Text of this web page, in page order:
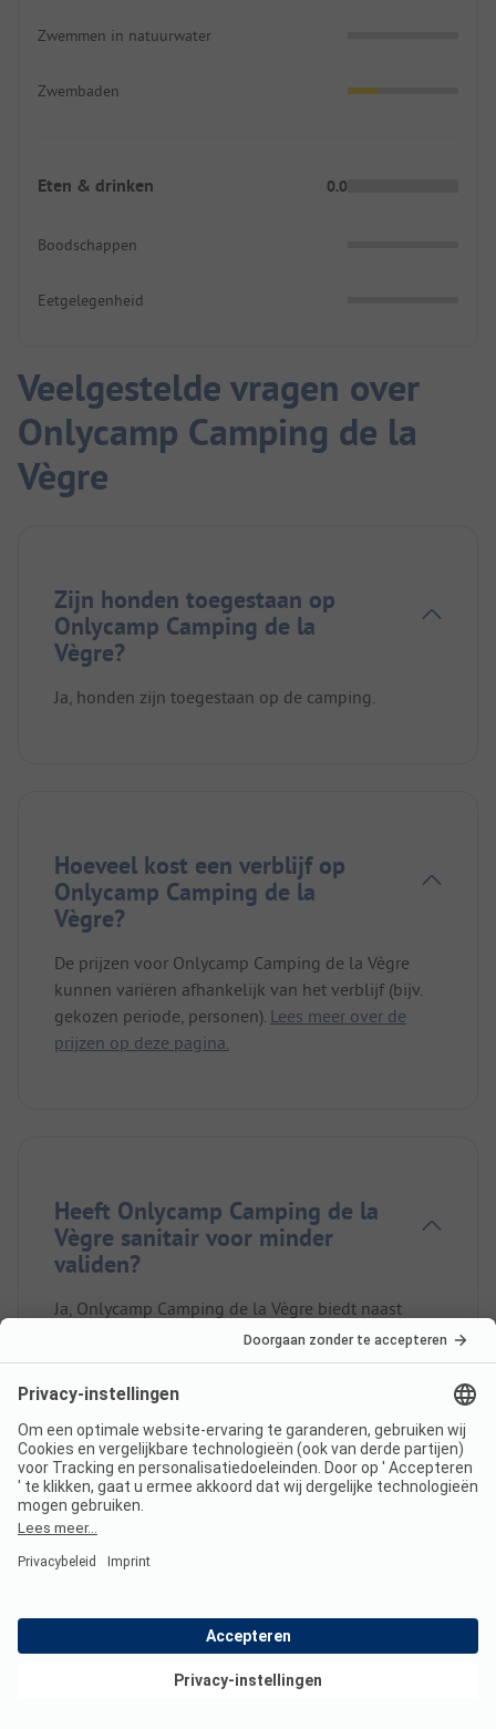
Zwemmen in natuurwater
Zwembaden
Eten & drinken 0.0
Boodschappen
Eetgelegenheid
Veelgestelde vragen over
Onlycamp Camping de la
Vègre
Zijn honden toegestaan op
Onlycamp Camping de la
Vègre?
Ja, honden zijn toegestaan op de camping.
Hoeveel kost een verblijf op
Onlycamp Camping de la
Vègre?
De prijzen voor Onlycamp Camping de la Vègre
kunnen variëren afhankelijk van het verblijf (bijv.
gekozen periode, personen). Lees meer over de
prijzen op deze pagina.
Heeft Onlycamp Camping de la
Vègre sanitair voor minder
validen?
Ja, Onlycamp Camping de la Vègre biedt naast
gewone sanitaire cabines ook sanitair voor minder
validen.
Is er internet op Onlycamp
Camping de la Vègre?
Bekijk deals